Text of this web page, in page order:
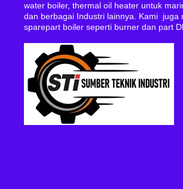
water boiler, thermal oil heater untuk
dan berbagai Industri lainnya. Kami juga
sparepart boiler seperti burner dan part